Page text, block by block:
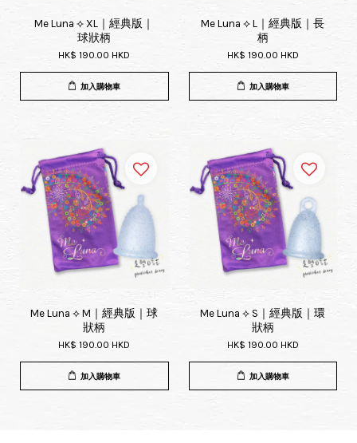
Me Luna ⟡ XL｜經典版｜
球狀柄
HK$ 190.00 HKD
加入購物車
Me Luna ⟡ L｜經典版｜長
柄
HK$ 190.00 HKD
加入購物車
Me Luna ⟡ M｜經典版｜球
狀柄
HK$ 190.00 HKD
加入購物車
Me Luna ⟡ S｜經典版｜環
狀柄
HK$ 190.00 HKD
加入購物車